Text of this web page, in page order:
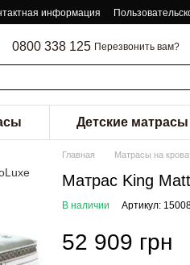
информация
0800 338 125 Перезвонить вам?
Детские матрасы
Главная Матрасы на
Матрас King
В наличии Артикул:
52 909 грн